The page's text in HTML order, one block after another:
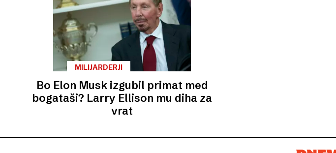
MILIJARDERJI
Bo Elon Musk izgubil primat med
bogataši? Larry Ellison mu diha za
vrat